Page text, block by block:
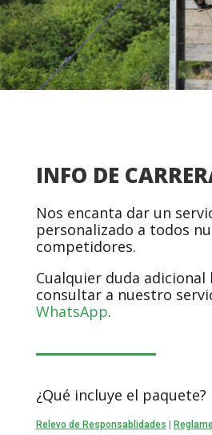
INFO DE
Nos encanta dar un
personalizado a todos
competidores.
Cualquier duda adicional
consultar a nuestro
WhatsApp.
¿Qué incluye el paquete?
Relevo de Responsablidades |